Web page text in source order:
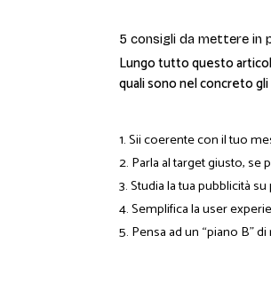
5 consigli da mettere in
Lungo tutto questo
quali sono nel concreto
Sii coerente con il tuo
Parla al target giusto, se
Studia la tua pubblicità
Semplifica la user
Pensa ad un “piano B”